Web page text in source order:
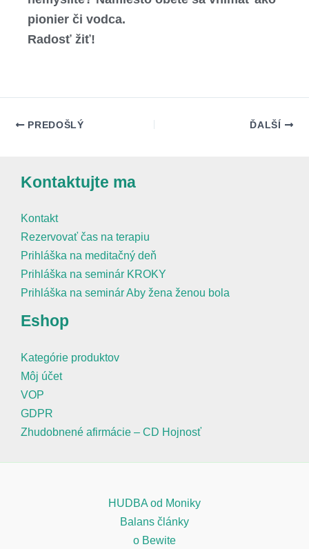
pionier či vodca.
Radosť žiť!
PREDOŠLÝ ĎALŠÍ
Kontaktujte ma
Kontakt
Rezervovať čas na terapiu
Prihláška na meditačný deň
Prihláška na seminár KROKY
Prihláška na seminár Aby žena ženou bola
Eshop
Kategórie produktov
Môj účet
VOP
GDPR
Zhudobnené afirmácie – CD Hojnosť
HUDBA od Moniky
Balans články
o Bewite